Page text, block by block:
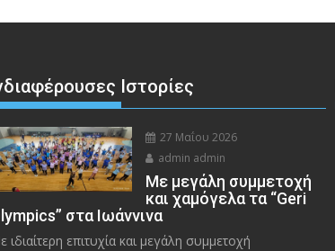
Ιστορίες
27 Μαΐου 2026
admin admin
Με μεγάλη συμμετοχή
και χαμόγελα τα “Geri
στα Ιωάννινα
ιδιαίτερη επιτυχία και μεγάλη συμμετοχή